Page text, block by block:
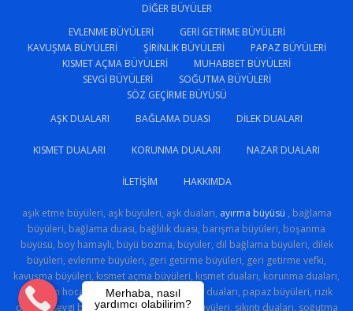
Merhaba, nasıl
yardımcı olabilirim?
DIĞER BÜYÜLER
EVLENME BÜYÜLERI
GERI GETIRME BÜYÜLERI
KAVUŞMA BÜYÜLERI
ŞIRINLIK BÜYÜLERI
PAPAZ BÜYÜLERI
KISMET AÇMA BÜYÜLERI
MUHABBET BÜYÜLERI
SEVGI BÜYÜLERI
SOĞUTMA BÜYÜLERI
SÖZ GEÇIRME BÜYÜSÜ
AŞK DUALARI
BAĞLAMA DUASI DILEK DUALARI
KISMET DUALARI KORUNMA DUALARI NAZAR DUALARI
İLETIŞIM HAKKIMDA
aşık etme büyüleri, aşk büyüleri, aşk duaları, ayırma büyüsü , bağlama
büyüleri, bağlama duası, bağlılık duası, barışma büyüleri, boşanma
büyüsü, boy hamaylı, büyü bozma, büyüler, dil bağlama büyüleri, dilek
büyüleri, evlenme büyüleri, geri getirme büyüleri, geri getirme vefki,
kavuşma büyüleri, kısmet açma büyüleri, kısmet duaları, korunma duaları,
medyum hoca, muhabbet büyüleri, nazar duaları, papaz büyüleri, rızık
duaları, sevgi büyüsü, sevgi sihri, şirinlik büyüleri, sıkıntı duaları, soğutma